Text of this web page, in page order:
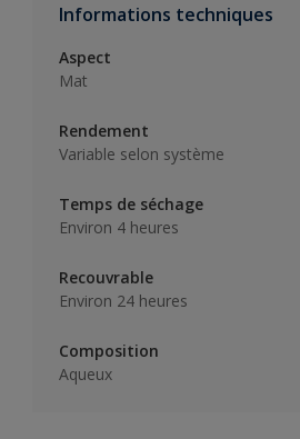
Informations techniques
Aspect
Mat
Rendement
Variable selon système
Temps de séchage
Environ 4 heures
Recouvrable
Environ 24 heures
Composition
Aqueux